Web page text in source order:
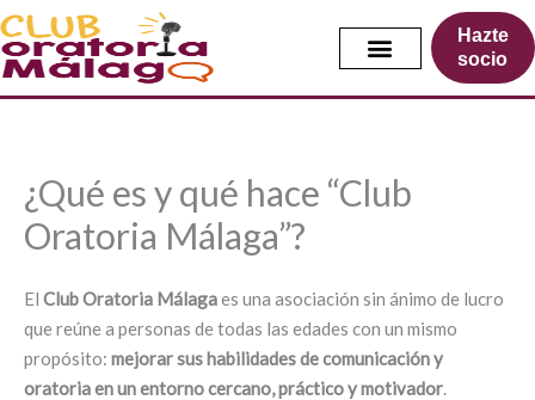
Ir
al
contenido
Hazte
socio
¿Qué es y qué hace “Club
Oratoria Málaga”?
El Club Oratoria Málagaes una asociación sin ánimo de lucro
que reúne a personas de todas las edades con un mismo
propósito: mejorar sus habilidades de comunicación y
oratoria en un entorno cercano, práctico y motivador